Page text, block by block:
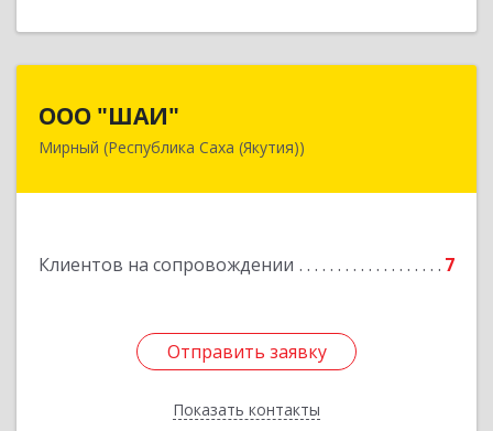
ООО "ШАИ"
Мирный (Республика Саха (Якутия))
Клиентов на сопровождении 7
Отправить заявку
Показать контакты
678175, Республика Саха (Якутия), у.
Подробнее
Отправить заявку
Назад